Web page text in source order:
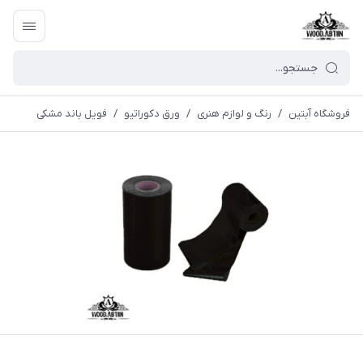
فروشگاه آبتین / رنگ و لوازم هنری / ورق دكوراتيو / فویل باند مشکی